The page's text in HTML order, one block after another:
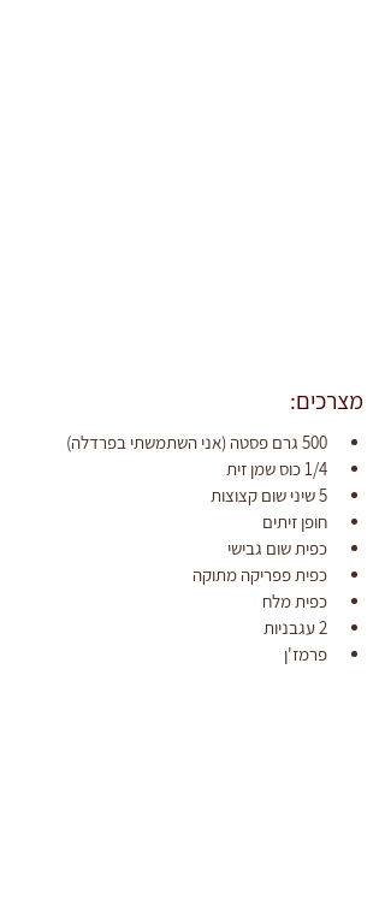
מצרכים:
500 גרם פסטה (אני השתמשתי בפרדלה)
1/4 כוס שמן זית
5 שיני שום קצוצות
חופן זיתים
כפית שום גבישי
כפית פפריקה מתוקה
כפית מלח
2 עגבניות
פרמז'ן